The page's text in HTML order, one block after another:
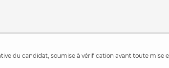
du candidat, soumise à vérification avant toute mise